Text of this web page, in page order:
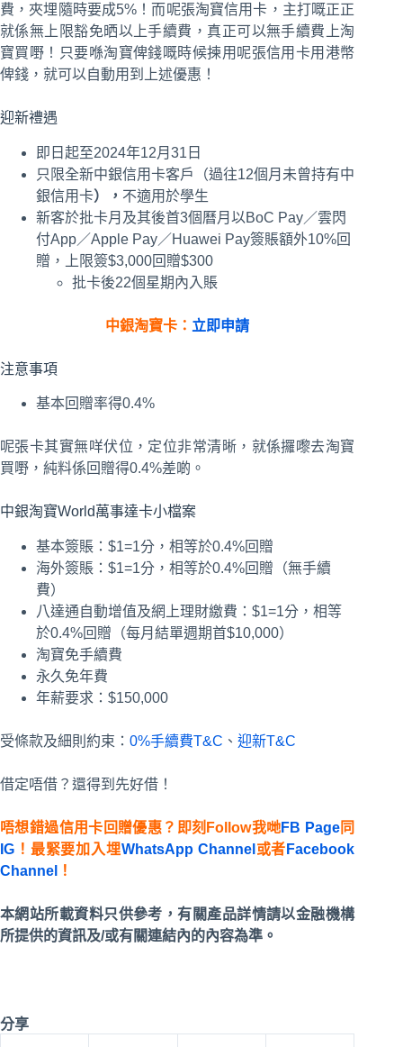
費，夾埋隨時要成5%！而呢張淘寶信用卡，主打嘅正正
就係無上限豁免晒以上手續費，真正可以無手續費上淘
寶買嘢！只要喺淘寶俾錢嘅時候揀用呢張信用卡用港幣
俾錢，就可以自動用到上述優惠！
迎新禮遇
即日起至2024年12月31日
只限全新中銀信用卡客戶（過往12個月未曾持有中
銀信用卡）， 不適用於學生
新客於批卡月及其後首3個曆月以BoC Pay／雲閃
付App／Apple Pay／Huawei Pay簽賬額外10%回
贈，上限簽$3,000回贈$300
批卡後22個星期內入賬
中銀淘寶卡： 立即申請
注意事項
基本回贈率得0.4%
呢張卡其實無咩伏位，定位非常清晰，就係攞嚟去淘寶
買嘢，純料係回贈得0.4%差啲。
中銀淘寶World萬事達卡小檔案
基本簽賬：$1=1分，相等於0.4%回贈
海外簽賬：$1=1分，相等於0.4%回贈（無手續
費）
八達通自動增值及網上理財繳費：$1=1分，相等
於0.4%回贈（每月結單週期首$10,000）
淘寶免手續費
永久免年費
年薪要求：$150,000
受條款及細則約束： 0%手續費T&C 、 迎新T&C
借定唔借？還得到先好借！
唔想錯過信用卡回贈優惠？即刻Follow我哋FB Page同
IG ！最緊要加入埋WhatsApp Channel 或者 Facebook
Channel
！
本網站所載資料只供參考，有關產品詳情請以金融機構
所提供的資訊及/或有關連結內的內容為準。
分享